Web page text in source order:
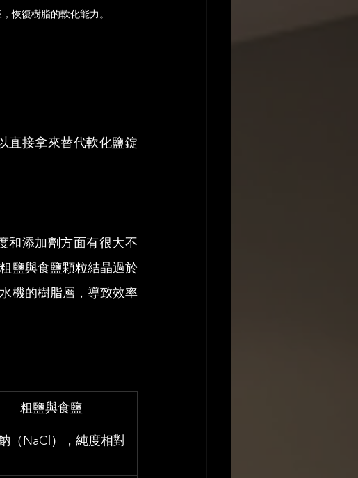
恢復樹脂的軟化能力。
直接拿來替代軟化鹽錠
和添加劑方面有很大不
鹽與食鹽顆粒結晶過於
機的樹脂層，導致效率
粗鹽與食鹽
（NaCl），純度相對